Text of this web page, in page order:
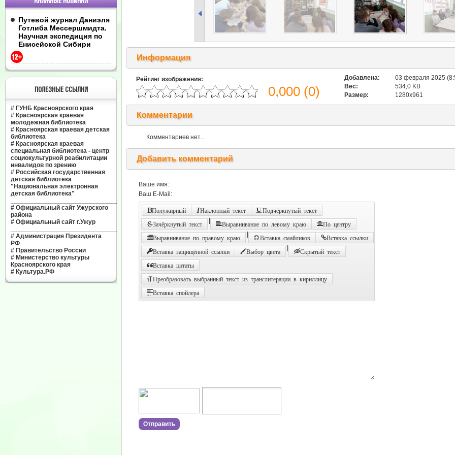
Путевой журнал Даниэля
Готлиба Мессершмидта.
Научная экспедиция по
Енисейской Сибири
ПОЛЕЗНЫЕ ССЫЛКИ
# ГУНБ Красноярского края
# Красноярская краевая
молодежная библиотека
# Красноярская краевая детская
библиотека
# Красноярская краевая
специальная библиотека - центр
социокультурной реабилитации
инвалидов по зрению
# Российская государственная
детская библиотека
"Национальная электронная
детская библиотека"
# Официальный сайт Ужурского
района
# Официальный сайт г.Ужур
# Администрация Президента
РФ
# Правительство России
# Министерство культуры
Красноярского края
# Культура.РФ
Информация
Рейтинг изображения:
0,000 (0)
Добавлена:
03 февраля 2025
Вес:
534,0 KB
Размер:
1280x961
Комментарии
Комментариев нет...
Добавить комментарий
Ваше имя:
Ваш E-Mail:
Полужирный Наклонный текст Подчёркнутый текст
Зачёркнутый текст Выравнивание по левому краю По центру
Выравнивание по правому краю Вставка смайликов Вставка ссылки
Вставка защищённой ссылки Выбор цвета Скрытый текст
Вставка цитаты
Преобразовать выбранный текст из транслитерации в кириллицу
Вставка спойлера